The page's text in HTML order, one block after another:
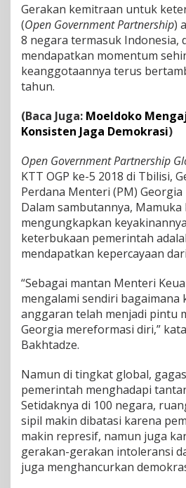
h
S
a
t
u
-
u
n
a
C
a
r
a
M
e
d
p
a
t
a
e
p
r
c
a
y
a
a
Gerakan kemitraan untuk
(Open Government Partnership)
8 negara termasuk Indonesia,
mendapatkan momentum
keanggotaannya terus
tahun.
(Baca Juga: Moeldoko
Konsisten Jaga Demokrasi)
Open Government Partnership
KTT OGP ke-5 2018 di Tbilisi,
Perdana Menteri (PM)
Dalam sambutannya, Mamuka
mengungkapkan
keterbukaan pemerintah
mendapatkan kepercayaan
“Sebagai mantan Menteri
mengalami sendiri bagaimana
anggaran telah menjadi pintu
Georgia mereformasi diri,”
Bakhtadze.
Namun di tingkat global,
pemerintah menghadapi
Setidaknya di 100 negara,
sipil makin dibatasi karena
makin represif, namun juga
gerakan-gerakan intoleransi
juga menghancurkan